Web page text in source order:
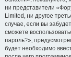
ни представители
Limited, ни другое
случае, если вы
сможете
пароль?»,
будет необходимо